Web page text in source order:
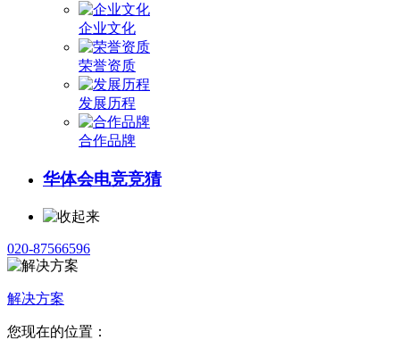
企业文化
荣誉资质
发展历程
合作品牌
华体会电竞竞猜
020-87566596
解决方案
您现在的位置：